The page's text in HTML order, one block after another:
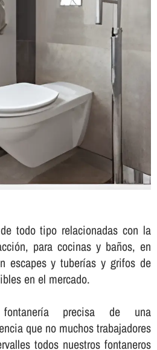
todo tipo relacionadas con la
para cocinas y baños, en
escapes y tuberí­as y grifos de
en el mercado.
precisa de una
que no muchos trabajadores
todos nuestros fontaneros